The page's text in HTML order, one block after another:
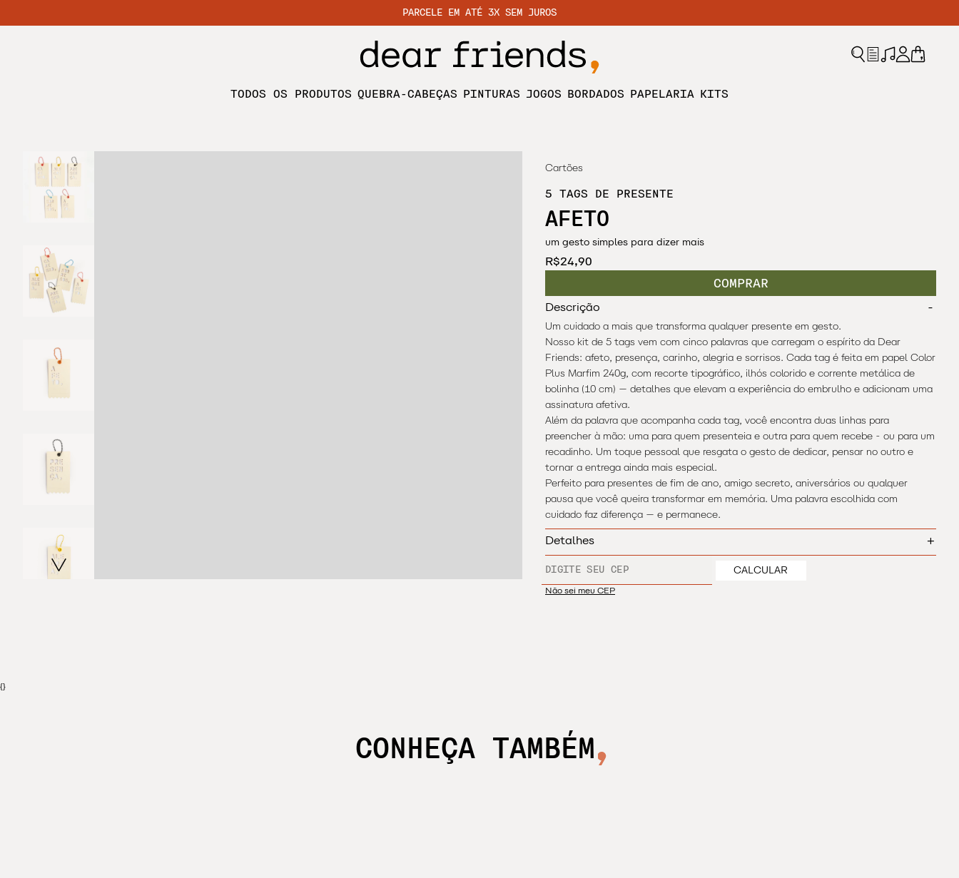
PARCELE EM ATÉ 3X SEM JUROS
TODOS OS PRODUTOS QUEBRA-CABEÇAS PINTURAS JOGOS BORDADOS PAPELARIA KITS
Cartões
5 TAGS DE PRESENTE
AFETO
um gesto simples para dizer mais
R$24,90
Descrição -
Um cuidado a mais que transforma qualquer presente em gesto.
Nosso kit de 5 tags vem com cinco palavras que carregam o espírito da Dear
Friends: afeto, presença, carinho, alegria e sorrisos. Cada tag é feita em papel Color
Plus Marfim 240g, com recorte tipográfico, ilhós colorido e corrente metálica de
bolinha (10 cm) — detalhes que elevam a experiência do embrulho e adicionam uma
assinatura afetiva.
Além da palavra que acompanha cada tag, você encontra duas linhas para
preencher à mão: uma para quem presenteia e outra para quem recebe - ou para um
recadinho. Um toque pessoal que resgata o gesto de dedicar, pensar no outro e
tornar a entrega ainda mais especial.
Perfeito para presentes de fim de ano, amigo secreto, aniversários ou qualquer
pausa que você queira transformar em memória. Uma palavra escolhida com
cuidado faz diferença — e permanece.
Detalhes +
Tamanho de cada tag: 10 x 5,5 cm
Contém 5 unidades.
Produzido com papel e metal.
ENTREGA PARA CALCULAR
Não sei meu CEP
{}
CONHEÇA TAMBÉM